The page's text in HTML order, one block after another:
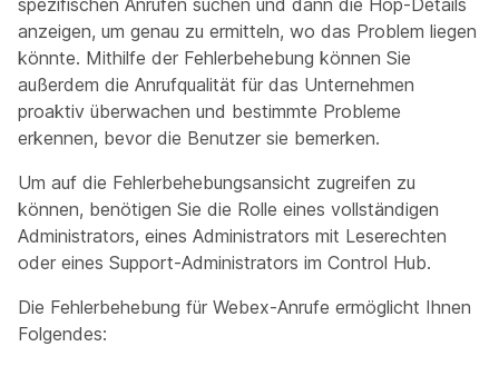
spezifischen Anrufen suchen und dann die Hop-Details
anzeigen, um genau zu ermitteln, wo das Problem liegen
könnte. Mithilfe der Fehlerbehebung können Sie
außerdem die Anrufqualität für das Unternehmen
proaktiv überwachen und bestimmte Probleme
erkennen, bevor die Benutzer sie bemerken.
Um auf die Fehlerbehebungsansicht zugreifen zu
können, benötigen Sie die Rolle eines vollständigen
Administrators, eines Administrators mit Leserechten
oder eines Support-Administrators im Control Hub.
Die Fehlerbehebung für Webex-Anrufe ermöglicht Ihnen
Folgendes: